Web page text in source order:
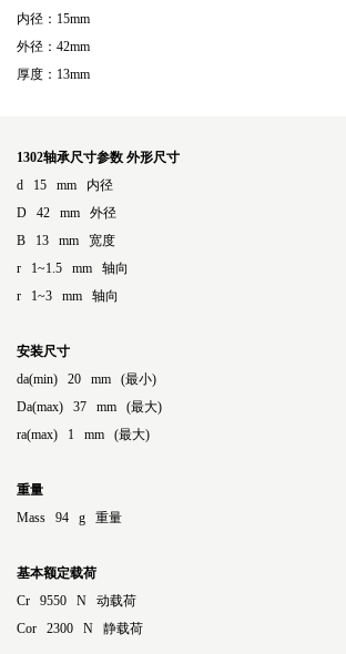
内径：15mm
外径：42mm
厚度：13mm
1302轴承尺寸参数 外形尺寸
d 15 mm 内径
D 42 mm 外径
B 13 mm 宽度
r 1~1.5 mm 轴向
r 1~3 mm 轴向
安装尺寸
da(min) 20 mm (最小)
Da(max) 37 mm (最大)
ra(max) 1 mm (最大)
重量
Mass 94 g 重量
基本额定载荷
Cr 9550 N 动载荷
Cor 2300 N 静载荷